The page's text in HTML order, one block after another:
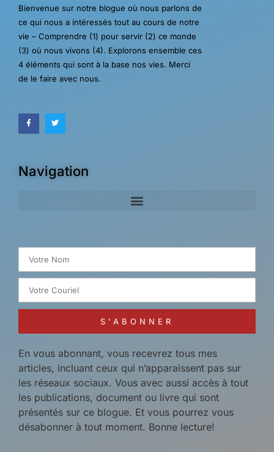
Bienvenue sur notre blogue où nous parlons de
ce qui nous a intéressés tout au cours de notre
vie – Comprendre (1) pour servir (2) ce monde
(3) où nous vivons (4). Explorons ensemble ces
4 éléments qui sont à la base nos vies. Merci
de le faire avec nous.
Navigation
S'ABONNER
En vous abonnant, vous recevrez tous mes
articles, incluant ceux qui n’apparaissent pas sur
les réseaux sociaux. Vous avec aussi accès à tout
les publications, document ou livre qui sont
présentés sur ce blogue. Et vous pourrez vous
désabonner à tout moment. Bonne lecture!